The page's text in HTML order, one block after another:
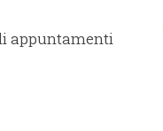
appuntamenti